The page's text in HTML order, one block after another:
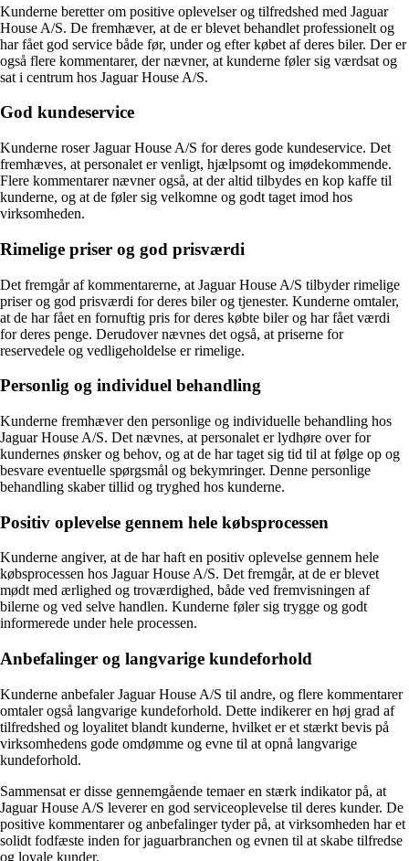
Kunderne beretter om positive oplevelser og tilfredshed med Jaguar
House A/S. De fremhæver, at de er blevet behandlet professionelt og
har fået god service både før, under og efter købet af deres biler. Der er
også flere kommentarer, der nævner, at kunderne føler sig værdsat og
sat i centrum hos Jaguar House A/S.
God kundeservice
Kunderne roser Jaguar House A/S for deres gode kundeservice. Det
fremhæves, at personalet er venligt, hjælpsomt og imødekommende.
Flere kommentarer nævner også, at der altid tilbydes en kop kaffe til
kunderne, og at de føler sig velkomne og godt taget imod hos
virksomheden.
Rimelige priser og god prisværdi
Det fremgår af kommentarerne, at Jaguar House A/S tilbyder rimelige
priser og god prisværdi for deres biler og tjenester. Kunderne omtaler,
at de har fået en fornuftig pris for deres købte biler og har fået værdi
for deres penge. Derudover nævnes det også, at priserne for
reservedele og vedligeholdelse er rimelige.
Personlig og individuel behandling
Kunderne fremhæver den personlige og individuelle behandling hos
Jaguar House A/S. Det nævnes, at personalet er lydhøre over for
kundernes ønsker og behov, og at de har taget sig tid til at følge op og
besvare eventuelle spørgsmål og bekymringer. Denne personlige
behandling skaber tillid og tryghed hos kunderne.
Positiv oplevelse gennem hele købsprocessen
Kunderne angiver, at de har haft en positiv oplevelse gennem hele
købsprocessen hos Jaguar House A/S. Det fremgår, at de er blevet
mødt med ærlighed og troværdighed, både ved fremvisningen af
bilerne og ved selve handlen. Kunderne føler sig trygge og godt
informerede under hele processen.
Anbefalinger og langvarige kundeforhold
Kunderne anbefaler Jaguar House A/S til andre, og flere kommentarer
omtaler også langvarige kundeforhold. Dette indikerer en høj grad af
tilfredshed og loyalitet blandt kunderne, hvilket er et stærkt bevis på
virksomhedens gode omdømme og evne til at opnå langvarige
kundeforhold.
Sammensat er disse gennemgående temaer en stærk indikator på, at
Jaguar House A/S leverer en god serviceoplevelse til deres kunder. De
positive kommentarer og anbefalinger tyder på, at virksomheden har et
solidt fodfæste inden for jaguarbranchen og evnen til at skabe tilfredse
og loyale kunder.